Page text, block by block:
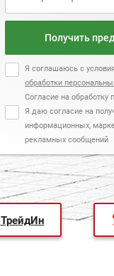
Получить
Я соглашаюсь с
обработки
Согласие на
Я даю согласие на
информационных,
рекламных сообщений
ТрейдИн